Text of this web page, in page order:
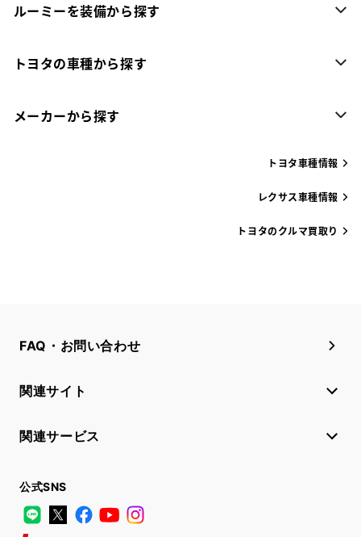
ルーミーを装備から探す
トヨタの車種から探す
メーカーから探す
トヨタ車種情報
レクサス車種情報
トヨタのクルマ買取り
FAQ・お問い合わせ
関連サイト
関連サービス
公式SNS
LINE
X FacebookYouTube